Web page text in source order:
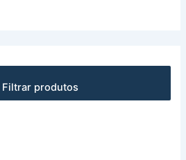
Filtrar produtos